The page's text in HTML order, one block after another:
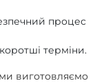
процес
терміни.
виготовляємо